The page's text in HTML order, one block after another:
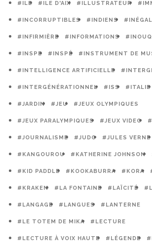
#ILE #ILE D'AIX #ILLUSTRATEUR
#INCORRUPTIBLES #INDIENS
#INFIRMIÈRE #INFORMATIONS
#INSPE #INSPÉ #INSTRUMENT DE
#INTELLIGENCE ARTIFICIELLE
#INTERGÉNÉRATIONNEL #ISS #ITALIE
#JARDIN #JEU #JEUX OLYMPIQUES
#JEUX PARALYMPIQUES #JEUX VIDEO
#JOURNALISME #JUDO #JULES VERNE
#KANGOUROU #KATHERINE JOHNSON
#KID PADDLE #KOOKABURRA #KORA
#KRAKEN #LA FONTAINE #LAÏCITÉ
#LANGAGE #LANGUES #LANTERNE
#LE TOTEM DE MIKA #LECTURE
#LECTURE À VOIX HAUTE #LÉGENDE